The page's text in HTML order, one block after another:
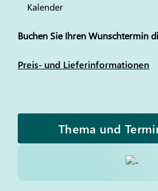
Kalender
Buchen Sie Ihren Wunschtermin
Preis- und Lieferinformationen
Thema und